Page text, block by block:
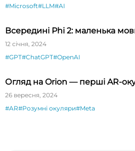
#Microsoft#LLM#AI
Всередині Phi 2: маленька
12 січня, 2024
#GPT#ChatGPT#OpenAI
Огляд на Orion — перші AR-
26 вересня, 2024
#AR#Розумні окуляри#Meta